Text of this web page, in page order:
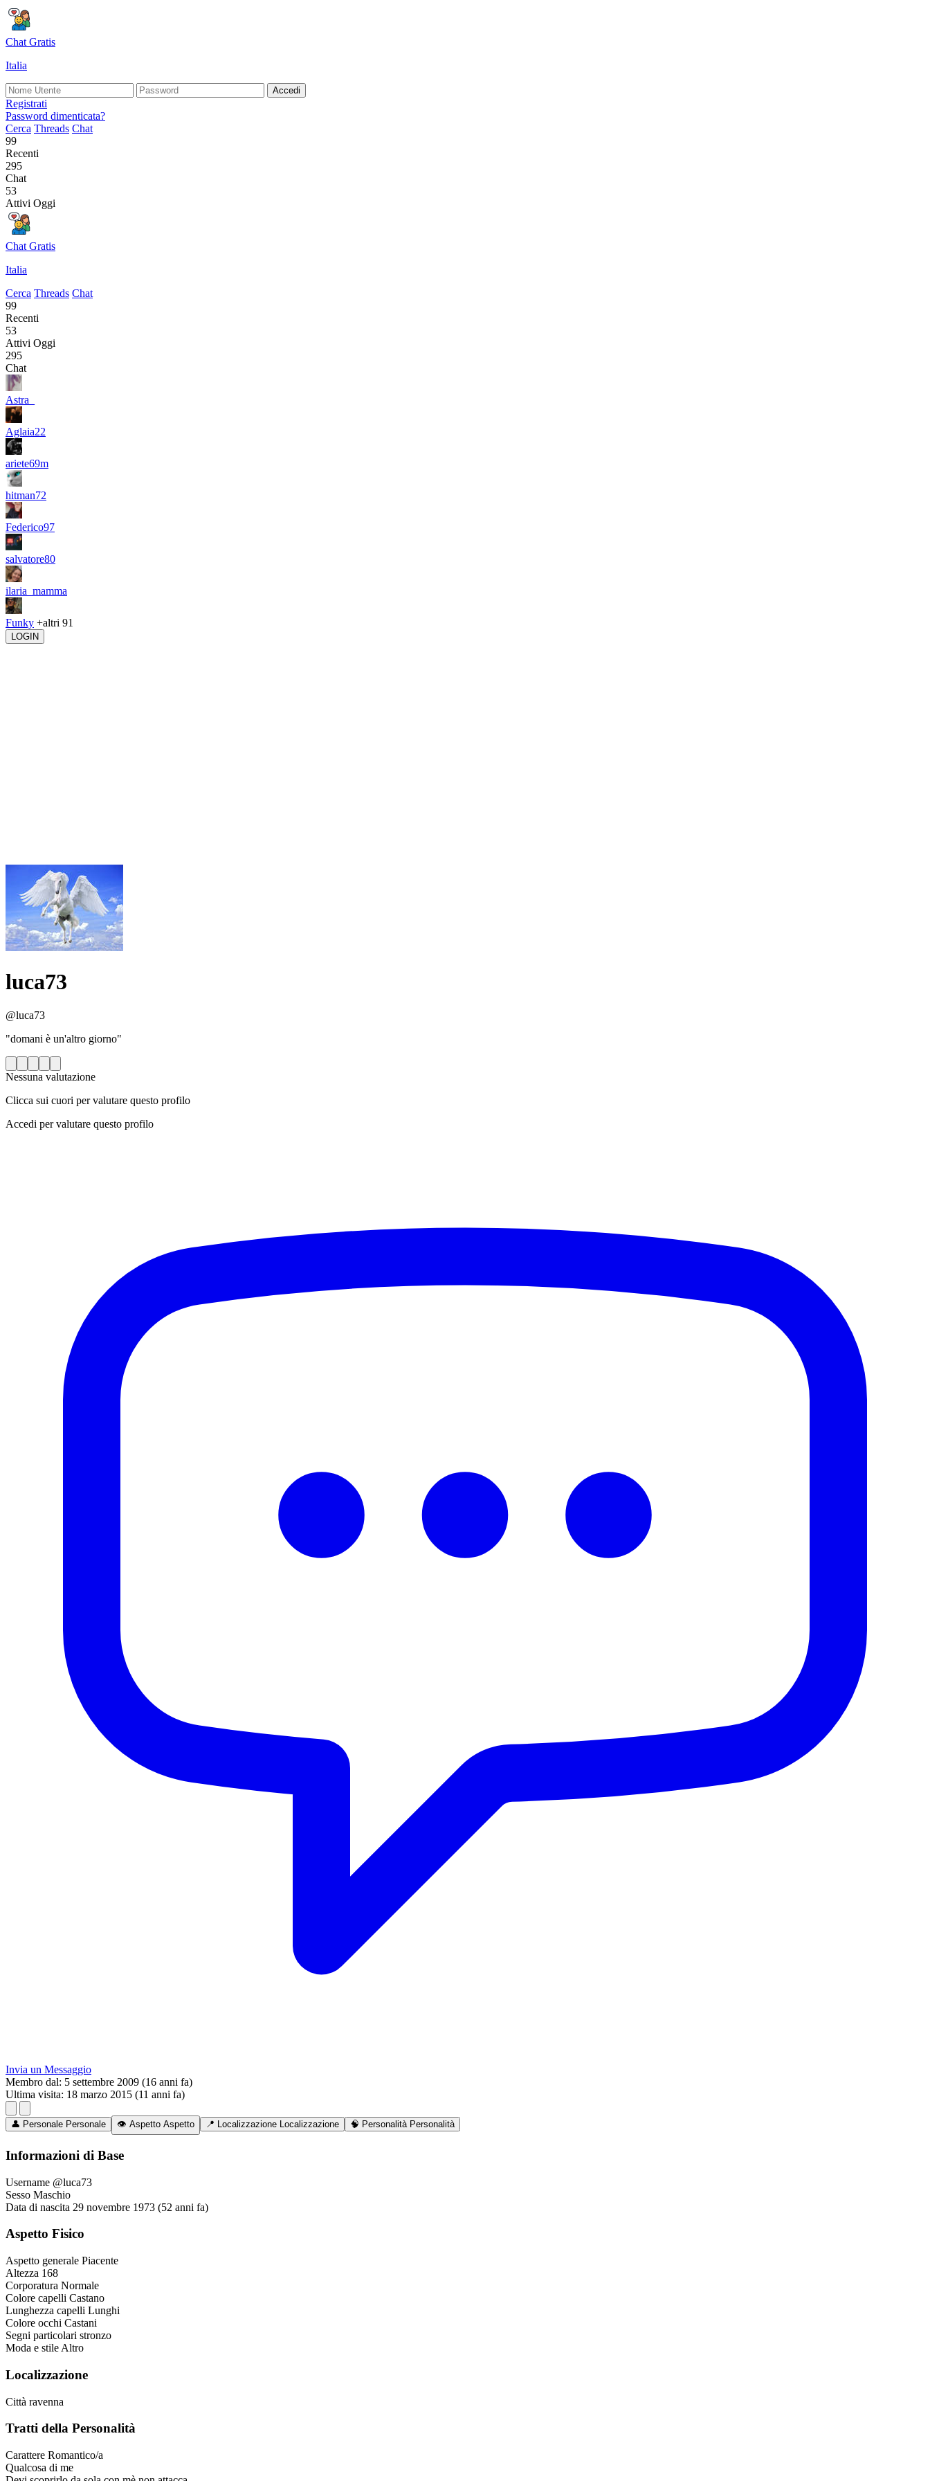
Chat Gratis
Italia
Accedi
Registrati
Password dimenticata?
Cerca Threads Chat
99
Recenti
295
Chat
53
Attivi Oggi
Chat Gratis
Italia
Cerca Threads Chat
99
Recenti
53
Attivi Oggi
295
Chat
Astra_
Aglaia22
ariete69m
hitman72
Federico97
salvatore80
ilaria_mamma
Funky +altri 91
LOGIN
luca73
@luca73
"domani è un'altro giorno"
Nessuna valutazione
Clicca sui cuori per valutare questo profilo
Accedi per valutare questo profilo
Invia un Messaggio
Membro dal: 5 settembre 2009 (16 anni fa)
Ultima visita: 18 marzo 2015 (11 anni fa)
👤 Personale Personale 👁️ Aspetto Aspetto 📍 Localizzazione Localizzazione 🧠 Personalità Personalità
Informazioni di Base
Username @luca73
Sesso Maschio
Data di nascita 29 novembre 1973 (52 anni fa)
Aspetto Fisico
Aspetto generale Piacente
Altezza 168
Corporatura Normale
Colore capelli Castano
Lunghezza capelli Lunghi
Colore occhi Castani
Segni particolari stronzo
Moda e stile Altro
Localizzazione
Città ravenna
Tratti della Personalità
Carattere Romantico/a
Qualcosa di me